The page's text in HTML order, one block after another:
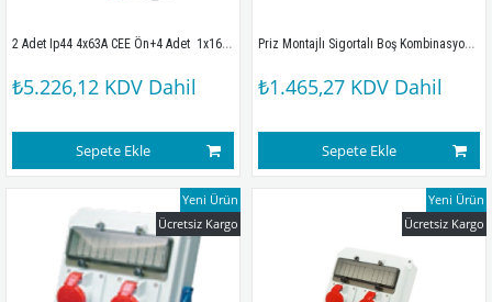
2 Adet Ip44 4x63A CEE Ön+4 Adet  1x16A  Ön+4 Adet 1x16A Yan Priz Montajlı Sigortalı Kombinasyon Kutusu(260x350mm)
₺5.226,12 KDV Dahil
Sepete Ekle
Priz Montajlı Sigortalı Boş Kombinasyon Kutusu(260x350mm)Ip67
₺1.465,27 KDV Dahil
Sepete Ekle
Ücretsiz Kargo
Yeni Ürün
Ücretsiz Kargo
Yeni Ürün